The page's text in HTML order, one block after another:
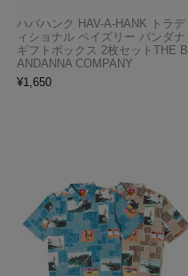
ハバハンク HAV-A-HANK トラデ
ィショナル ペイズリー バンダナ
ギフトボックス 2枚セットTHE B
ANDANNA COMPANY
¥1,650